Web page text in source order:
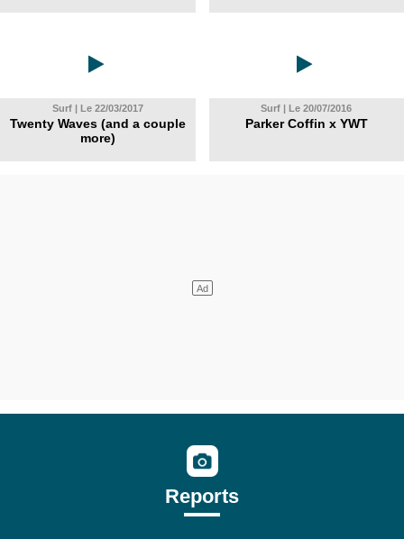
Surf | Le 22/03/2017
Twenty Waves (and a couple
more)
Surf | Le 20/07/2016
Parker Coffin x YWT
Reports